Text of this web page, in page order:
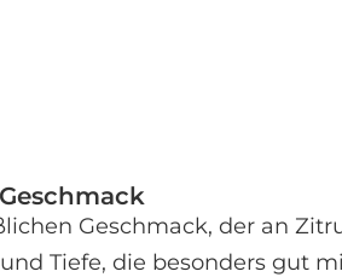
Geschmack
Geschmack, der an
Tiefe, die besonders gut